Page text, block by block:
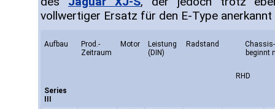
vollwertiger Ersatz für den E-Type anerkannt
Aufbau
Prod.-
Zeitraum
Motor
Leistung
(DIN)
Radstand
Chassis-
beginnt
RHD
Series